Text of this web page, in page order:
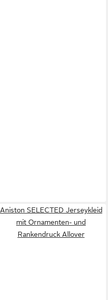
Aniston SELECTED Jerseykleid
mit Ornamenten- und
Rankendruck Allover